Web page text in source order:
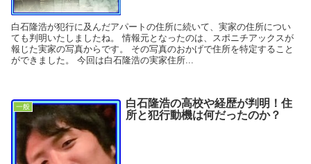
白石隆浩が犯行に及んだアパートの住所に続いて、実家の住所につい
ても判明いたしましたね。 情報元となったのは、スポニチアックスが
報じた実家の写真からです。 その写真のおかげで住所を特定すること
ができました。 今回は白石隆浩の実家住所...
一般
白石隆浩の高校や経歴が判明！住
所と犯行動機は何だったのか？